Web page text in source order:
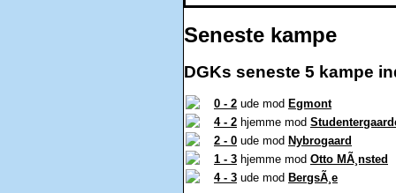
Seneste kampe
DGKs seneste 5 kampe
0 - 2 ude mod Egmont
4 - 2 hjemme mod
2 - 0 ude mod Nybrogaard
1 - 3 hjemme mod Otto MÃ¸nsted
4 - 3 ude mod BergsÃ¸e